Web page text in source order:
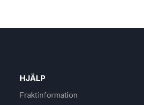
HJÄLP
Fraktinformation